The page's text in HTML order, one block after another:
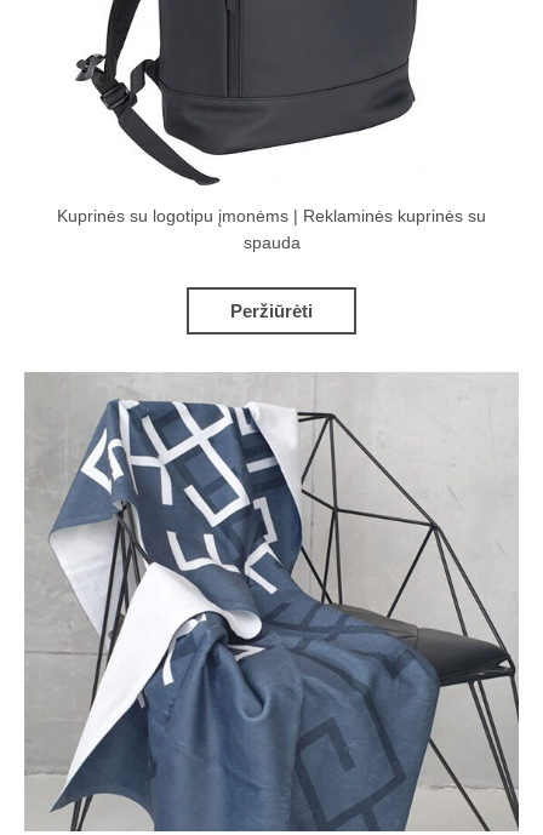
Kuprinės su logotipu įmonėms | Reklaminės kuprinės su
spauda
Peržiūrėti